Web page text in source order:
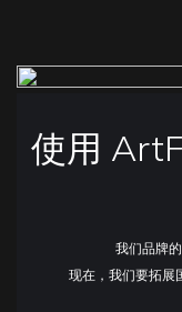
使用
我们品牌
现在，我们要拓展